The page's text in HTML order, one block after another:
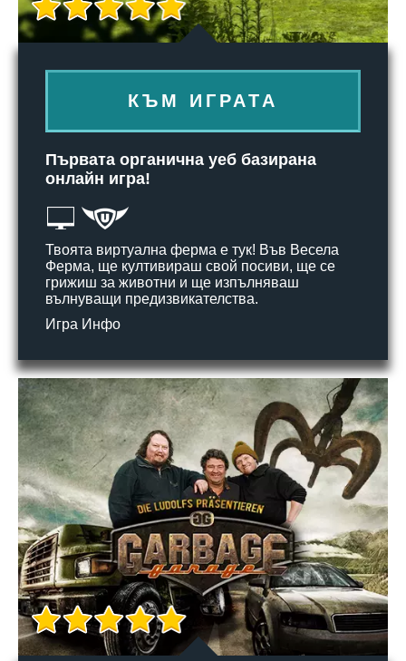
КЪМ ИГРАТА
Първата органична уеб базирана
онлайн игра!
Твоята виртуална ферма е тук! Във Весела
Ферма, ще култивираш свой посиви, ще се
грижиш за животни и ще изпълняваш
вълнуващи предизвикателства.
Игра Инфо